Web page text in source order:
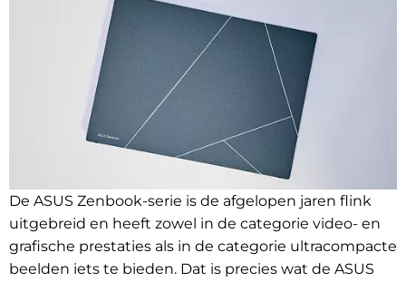
De ASUS Zenbook-serie is de afgelopen jaren flink
uitgebreid en heeft zowel in de categorie video- en
grafische prestaties als in de categorie ultracompacte
beelden iets te bieden. Dat is precies wat de ASUS